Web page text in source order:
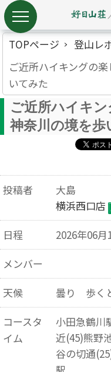
TOPページ
登山レ
ご近所ハイキングの
いてみた
ご近所ハイキ
神奈川の境を歩
投稿者
大島
横浜西口店
日程
2026年06
メンバー
天候
曇り 歩く
コースタ
イム
小田急鶴川
近(45)熊野
谷の切通